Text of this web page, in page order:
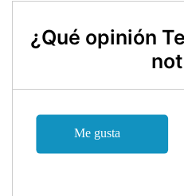
¿Qué opinión